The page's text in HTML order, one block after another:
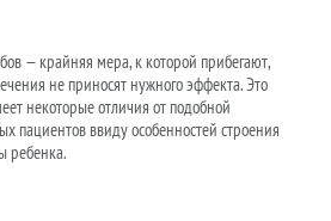
— крайняя мера, к которой прибегают,
не приносят нужного эффекта. Это
некоторые отличия от подобной
пациентов ввиду особенностей строения
ребенка.